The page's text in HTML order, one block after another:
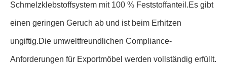
Schmelzklebstoffsystem mit 100 % Feststoffanteil.Es gibt
einen geringen Geruch ab und ist beim Erhitzen
ungiftig.Die umweltfreundlichen Compliance-
Anforderungen für Exportmöbel werden vollständig erfüllt.